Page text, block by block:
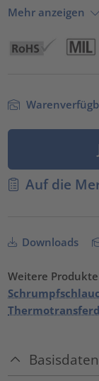
Mehr anzeigen
Auf die
Downloads
Weitere
Basisdaten